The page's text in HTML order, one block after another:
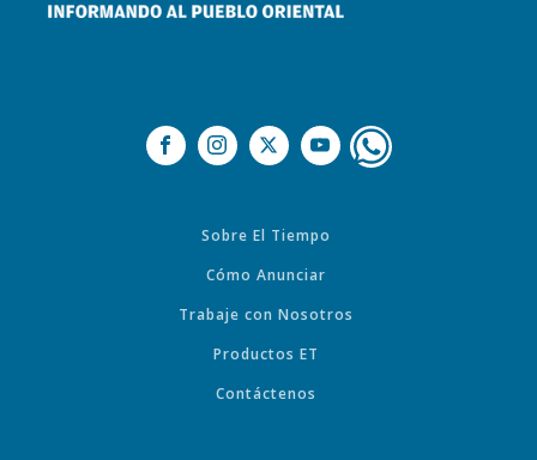
Sobre El Tiempo
Cómo Anunciar
Trabaje con Nosotros
Productos ET
Contáctenos